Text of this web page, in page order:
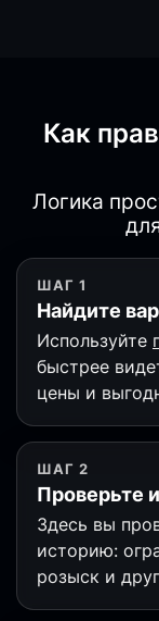
Как
Логика
ШАГ 1
Найдите
Используйте
быстрее
цены и
ШАГ 2
Проверьте
Здесь вы
историю:
розыск и